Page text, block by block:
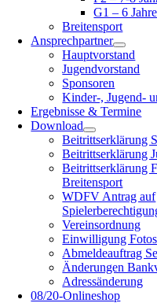
G1 – 6
Breitensport
Ansprechpartner
Hauptvorstand
Jugendvorstand
Sponsoren
Kinder-, Jugend-
Ergebnisse & Termine
Download
Beitrittserklärung
Beitrittserklärung
Beitrittserklärung
Breitensport
WDFV Antrag auf
Vereinsordnung
Einwilligung Fotos
Abmeldeauftrag
Änderungen
Adressänderung
08/20-Onlineshop